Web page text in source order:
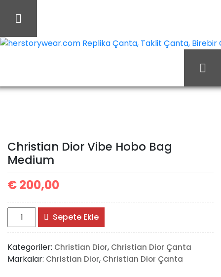
Christian Dior Vibe Hobo Bag
Medium
€200,00
Christian
Dior
Vibe
Hobo
Bag
Sepete Ekle
Kategoriler: Christian Dior, Christian Dior Çanta
Markalar: Christian Dior, Christian Dior Çanta